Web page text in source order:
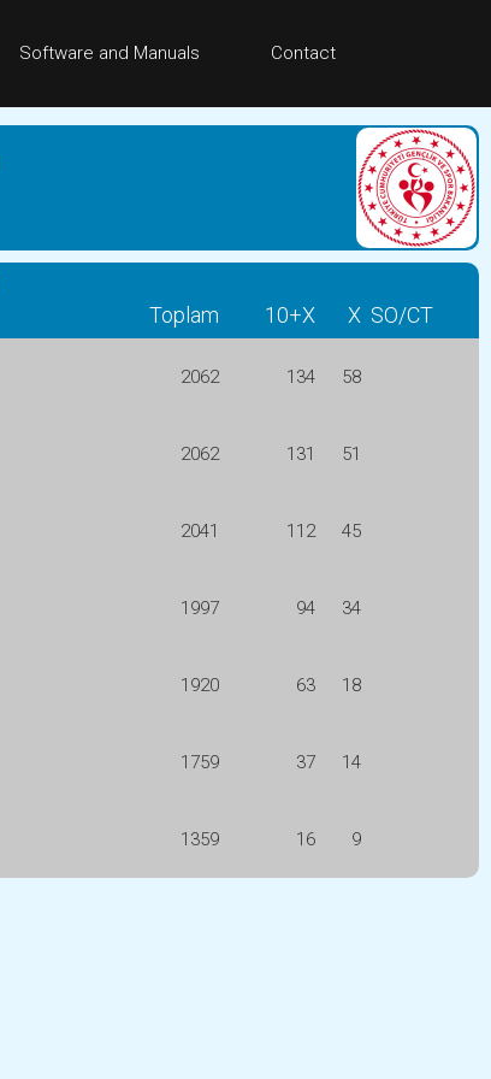
Software and Manuals Contact
Toplam 10+X X SO/CT
2062 134 58
2062 131 51
2041 112 45
1997 94 34
1920 63 18
1759 37 14
1359 16 9